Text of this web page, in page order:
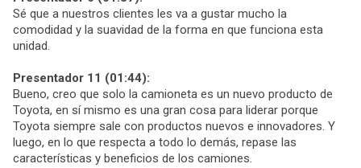
Sé que a nuestros clientes les va a gustar mucho la
comodidad y la suavidad de la forma en que funciona esta
unidad.
Presentador 11 (01:44):
Bueno, creo que solo la camioneta es un nuevo producto de
Toyota, en sí mismo es una gran cosa para liderar porque
Toyota siempre sale con productos nuevos e innovadores. Y
luego, en lo que respecta a todo lo demás, repase las
características y beneficios de los camiones.